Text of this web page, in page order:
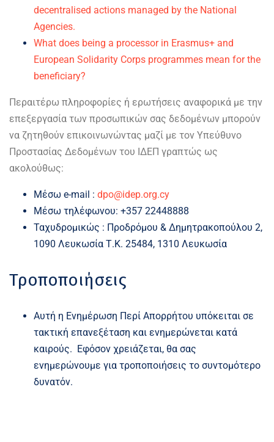
decentralised actions managed by the National
Agencies.
What does being a processor in Erasmus+ and
European Solidarity Corps programmes mean for the
beneficiary?
Περαιτέρω πληροφορίες ή ερωτήσεις αναφορικά με την
επεξεργασία των προσωπικών σας δεδομένων μπορούν
να ζητηθούν επικοινωνώντας μαζί με τον Υπεύθυνο
Προστασίας Δεδομένων του ΙΔΕΠ γραπτώς ως
ακολούθως:
Μέσω e-mail : dpo@idep.org.cy
Μέσω τηλέφωνου: +357 22448888
Ταχυδρομικώς : Προδρόμου & Δημητρακοπούλου 2,
1090 Λευκωσία Τ.Κ. 25484, 1310 Λευκωσία
Τροποποιήσεις
Αυτή η Ενημέρωση Περί Απορρήτου υπόκειται σε
τακτική επανεξέταση και ενημερώνεται κατά
καιρούς. Εφόσον χρειάζεται, θα σας
ενημερώνουμε για τροποποιήσεις το συντομότερο
δυνατόν.